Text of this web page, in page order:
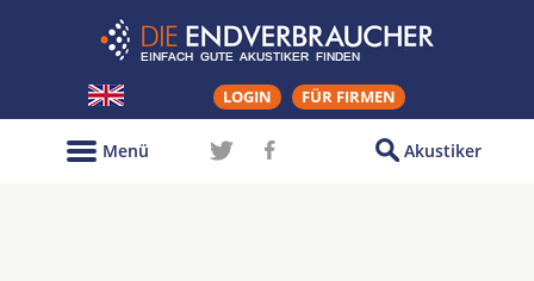
LOGIN FÜR FIRMEN
Akustiker
Menü